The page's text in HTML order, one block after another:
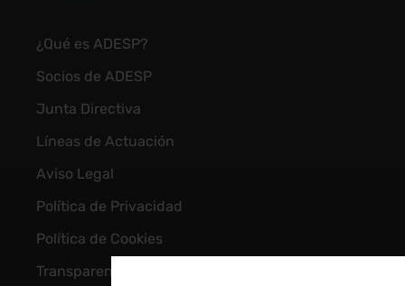
¿Qué es ADESP?
Socios de ADESP
Junta Directiva
Líneas de Actuación
Aviso Legal
Política de Privacidad
Política de Cookies
Transparencia